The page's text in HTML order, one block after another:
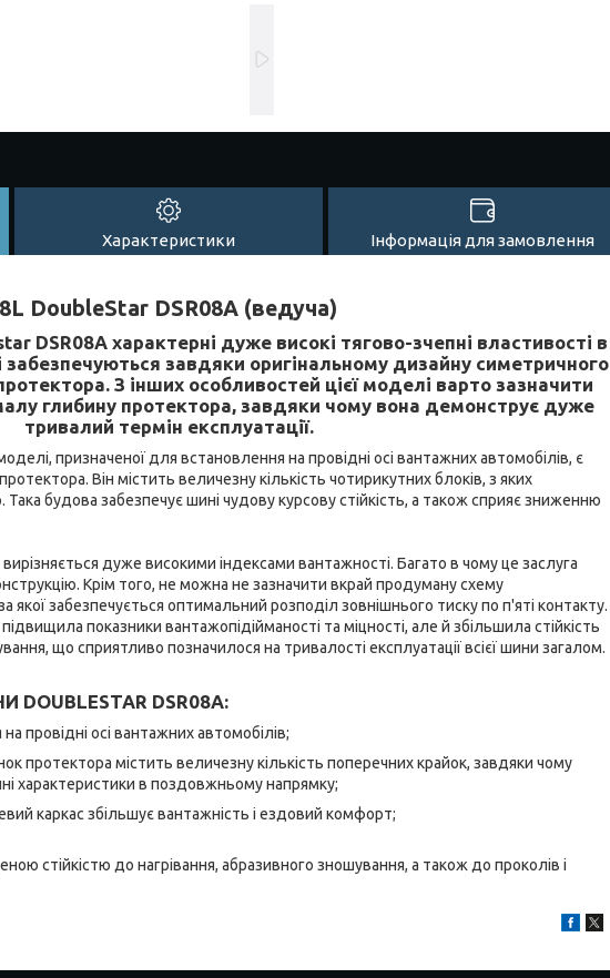
Характеристики Інформація для замовлення
DoubleStar DSR08A (ведуча)
DSR08A характерні дуже високі тягово-зчепні властивості в
завдяки оригінальному дизайну симетричного
З інших особливостей цієї моделі варто зазначити
глибину протектора, завдяки чому вона демонструє дуже
тривалий термін експлуатації.
призначеної для встановлення на провідні осі вантажних автомобілів, є
Він містить величезну кількість чотирикутних блоків, з яких
будова забезпечує шині чудову курсову стійкість, а також сприяє зниженню
вирізняється дуже високими індексами вантажності. Багато в чому це заслуга
Крім того, не можна не зазначити вкрай продуману схему
якої забезпечується оптимальний розподіл зовнішнього тиску по п'яті контакту.
показники вантажопідійманості та міцності, але й збільшила стійкість
що сприятливо позначилося на тривалості експлуатації всієї шини загалом.
DSR08A:
провідні осі вантажних автомобілів;
протектора містить величезну кількість поперечних крайок, завдяки чому
характеристики в поздовжньому напрямку;
каркас збільшує вантажність і ездовий комфорт;
стійкістю до нагрівання, абразивного зношування, а також до проколів і